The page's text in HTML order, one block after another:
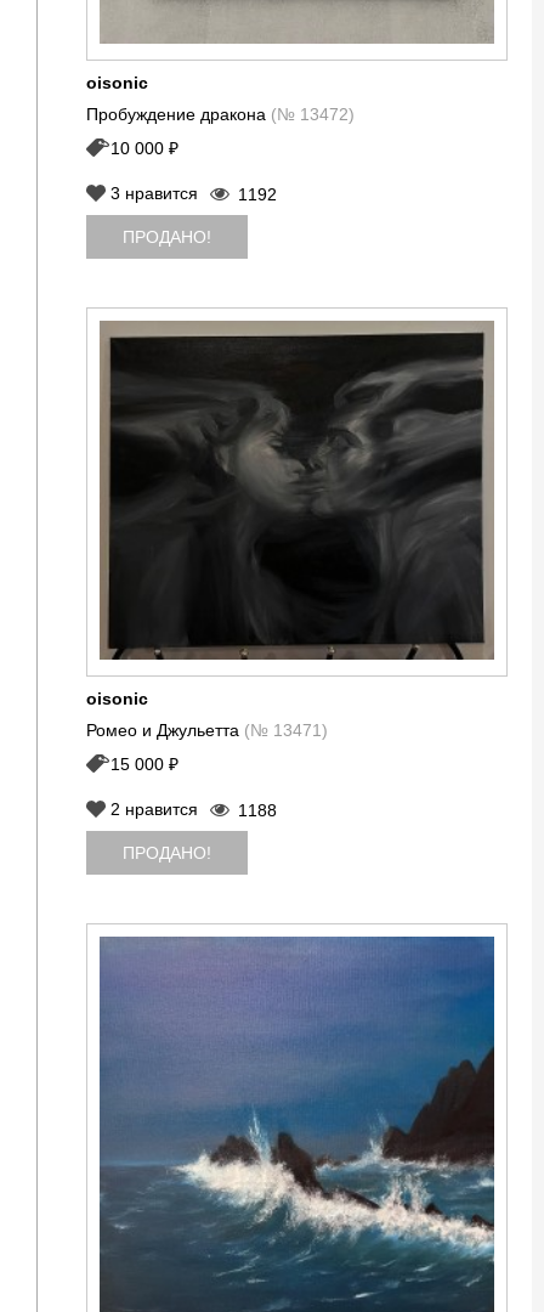
oisonic
Пробуждение дракона (№ 13472)
10 000 ₽
3 нравится 1192
ПРОДАНО!
oisonic
Ромео и Джульетта (№ 13471)
15 000 ₽
2 нравится 1188
ПРОДАНО!